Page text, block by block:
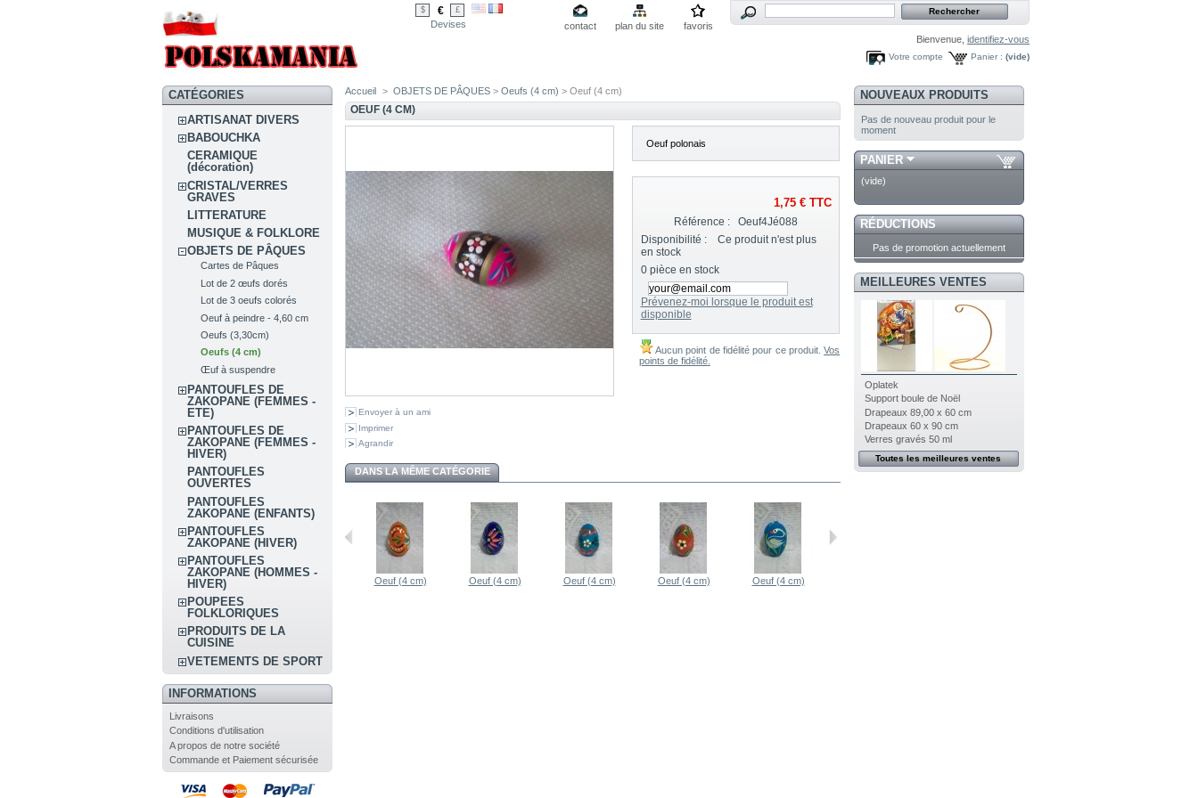
$ € £
Devises contact plan du site
favoris
Bienvenue,identifiez-vous
Panier : (vide)
Votre compte
CATÉGORIES
ARTISANAT DIVERS
BABOUCHKA
CERAMIQUE
(décoration)
CRISTAL/VERRES
GRAVES
LITTERATURE
MUSIQUE & FOLKLORE
OBJETS DE PÂQUES
Cartes de Pâques
Lot de 2 œufs dorés
Lot de 3 oeufs colorés
Oeuf à peindre - 4,60 cm
Oeufs (3,30cm)
Oeufs (4 cm)
Œuf à suspendre
PANTOUFLES DE
ZAKOPANE (FEMMES -
ETE)
PANTOUFLES DE
ZAKOPANE (FEMMES -
HIVER)
PANTOUFLES
OUVERTES
PANTOUFLES
ZAKOPANE (ENFANTS)
PANTOUFLES
ZAKOPANE (HIVER)
PANTOUFLES
ZAKOPANE (HOMMES -
HIVER)
POUPEES
FOLKLORIQUES
PRODUITS DE LA
CUISINE
VETEMENTS DE SPORT
INFORMATIONS
Livraisons
Conditions d'utilisation
A propos de notre société
Commande et Paiement sécurisée
Accueil > OBJETS DE PÂQUES >Oeufs (4 cm) > Oeuf (4 cm)
OEUF (4 CM)
Envoyer à un ami
Imprimer
Agrandir
Oeuf polonais
1,75 €TTC
Référence :
Oeuf4Jé088
Disponibilité :
Ce produit n'est plus
en stock
0 pièce en stock
Prévenez-moi lorsque le produit est
disponible
Aucun point de fidélité pour ce produit.Vos
points de fidélité.
DANS LA MÊME CATÉGORIE
Oeuf (4 cm) Oeuf (4 cm) Oeuf (4 cm) Oeuf (4 cm) Oeuf (4 cm)
NOUVEAUX PRODUITS
Pas de nouveau produit pour le
moment
PANIER
(vide)
RÉDUCTIONS
Pas de promotion actuellement
MEILLEURES VENTES
Oplatek
Support boule de Noël
Drapeaux 89,00 x 60 cm
Drapeaux 60 x 90 cm
Verres gravés 50 ml
Toutes les meilleures ventes